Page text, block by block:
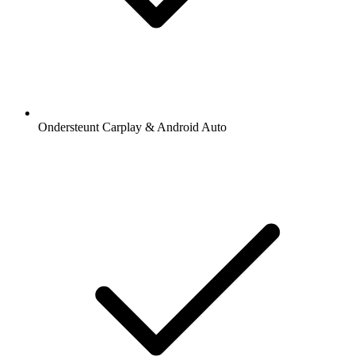
Ondersteunt Carplay & Android Auto